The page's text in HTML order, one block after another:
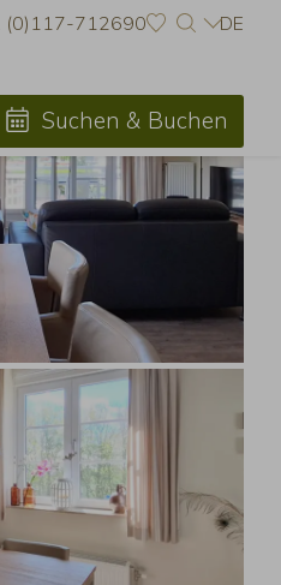
(0)117-712690 DE
Suchen & Buchen